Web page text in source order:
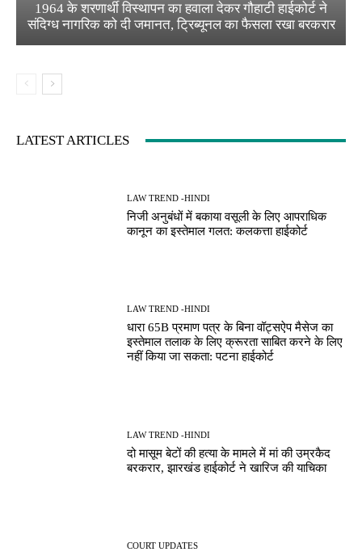
1964 के शरणार्थी विस्थापन का हवाला देकर गौहाटी हाईकोर्ट ने
संदिग्ध नागरिक को दी जमानत, ट्रिब्यूनल का फैसला रखा बरकरार
LATEST ARTICLES
LAW TREND -HINDI
निजी अनुबंधों में बकाया वसूली के लिए आपराधिक
कानून का इस्तेमाल गलत: कलकत्ता हाईकोर्ट
LAW TREND -HINDI
धारा 65B प्रमाण पत्र के बिना वॉट्सऐप मैसेज का
इस्तेमाल तलाक के लिए क्रूरता साबित करने के लिए
नहीं किया जा सकता: पटना हाईकोर्ट
LAW TREND -HINDI
दो मासूम बेटों की हत्या के मामले में मां की उम्रकैद
बरकरार, झारखंड हाईकोर्ट ने खारिज की याचिका
COURT UPDATES